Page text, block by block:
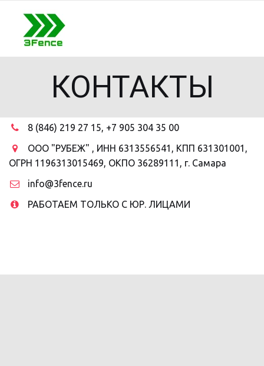
КОНТАКТЫ
8 (846) 219 27 15, +7 905 304 35 00
ООО "РУБЕЖ" , ИНН 6313556541, КПП 631301001,
ОГРН 1196313015469, ОКПО 36289111 , г. Самара
info@3fence.ru
РАБОТАЕМ ТОЛЬКО С ЮР. ЛИЦАМИ